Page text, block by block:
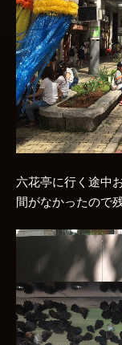
六花亭に行く途中
間がなかったので